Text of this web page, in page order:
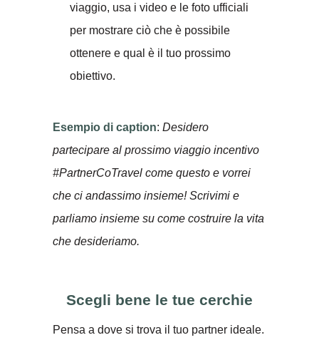
viaggio, usa i video e le foto ufficiali
per mostrare ciò che è possibile
ottenere e qual è il tuo prossimo
obiettivo.
Esempio di caption: Desidero
partecipare al prossimo viaggio incentivo
#PartnerCoTravel come questo e vorrei
che ci andassimo insieme! Scrivimi e
parliamo insieme su come costruire la vita
che desideriamo.
Scegli bene le tue cerchie
Pensa a dove si trova il tuo partner ideale.